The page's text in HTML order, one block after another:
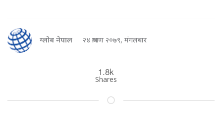
ग्लोब नेपाल २४ श्रावण २०७९, मंगलबार
1.8k
Shares